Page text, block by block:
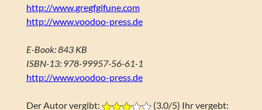
http://www.gregfgifune.com
http://www.voodoo-press.de
E-Book: 843 KB
ISBN-13: 978-99957-56-61-1
http://www.voodoo-press.de
Der Autor vergibt:
(3.0/5) Ihr vergebt: